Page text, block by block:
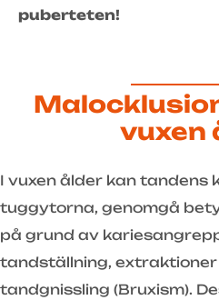
puberteten!
vuxen
I vuxen ålder kan tandens
tuggytorna, genomgå
på grund av
tandställning,
tandgnissling (Bruxism).